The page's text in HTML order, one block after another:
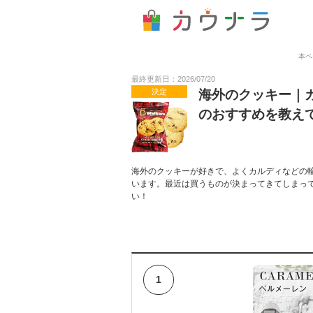
本
最終更新日：2026/07/20
決定
海外のクッキー｜
のおすすめを教え
海外のクッキーが好きで、よくカルディなど
います。最近は買うものが決まってきてしま
い！
1